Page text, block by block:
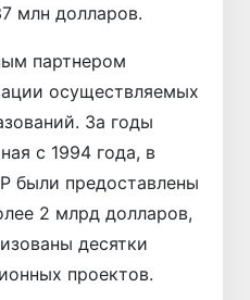
млн долларов.
партнером
осуществляемых
За годы
с 1994 года, в
были предоставлены
2 млрд долларов,
десятки
проектов.